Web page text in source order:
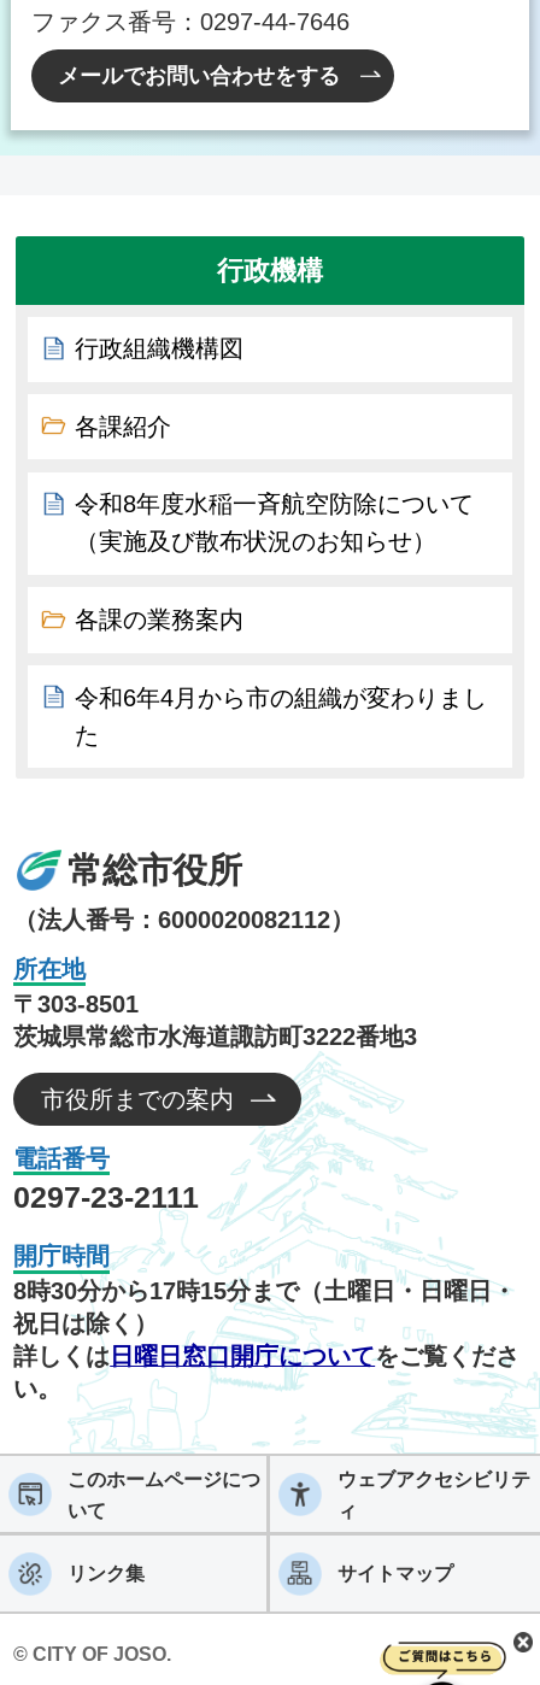
ファクス番号：0297-44-7646
メールでお問い合わせをする
行政機構
行政組織機構図
各課紹介
令和8年度水稲一斉航空防除について
（実施及び散布状況のお知らせ）
各課の業務案内
令和6年4月から市の組織が変わりまし
た
常総市役所
（法人番号：6000020082112）
所在地
〒303-8501
茨城県常総市水海道諏訪町3222番地3
市役所までの案内
電話番号
0297-23-2111
開庁時間
8時30分から17時15分まで（土曜日・日曜日・
祝日は除く）
詳しくは 日曜日窓口開庁についてをご覧くださ
い。
このホームページにつ
いて
ウェブアクセシビリテ
ィ
リンク集 サイトマップ
© CITY OF JOSO.